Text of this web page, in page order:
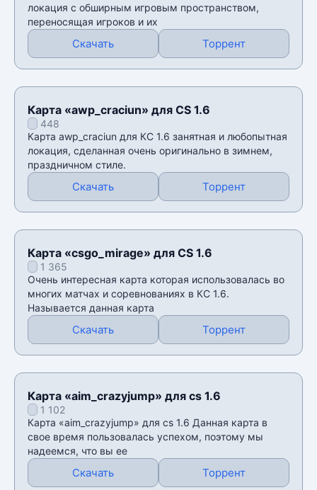
локация с обширным игровым пространством,
переносящая игроков и их
Скачать Торрент
Карта «awp_craciun» для CS 1.6
448
Карта awp_craciun для КС 1.6 занятная и любопытная
локация, сделанная очень оригинально в зимнем,
праздничном стиле.
Скачать Торрент
Карта «csgo_mirage» для CS 1.6
1 365
Очень интересная карта которая использовалась во
многих матчах и соревнованиях в КС 1.6.
Называется данная карта
Скачать Торрент
Карта «aim_crazyjump» для cs 1.6
1 102
Карта «aim_crazyjump» для cs 1.6 Данная карта в
свое время пользовалась успехом, поэтому мы
надеемся, что вы ее
Скачать Торрент